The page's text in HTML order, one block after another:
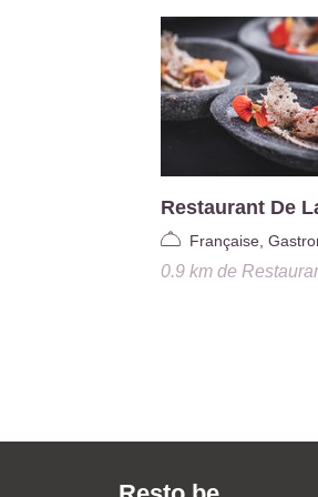
Restaurant De
Française,
0.9 kmde